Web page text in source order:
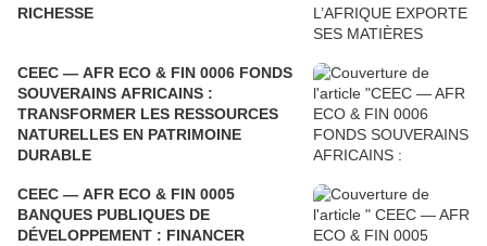
RICHESSE
CEEC — AFR ECO & FIN 0006 FONDS
SOUVERAINS AFRICAINS :
TRANSFORMER LES RESSOURCES
NATURELLES EN PATRIMOINE
DURABLE
CEEC — AFR ECO & FIN 0005
BANQUES PUBLIQUES DE
DÉVELOPPEMENT : FINANCER